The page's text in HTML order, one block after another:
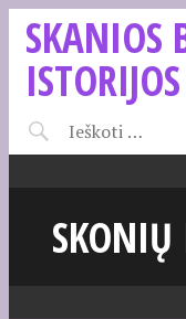
SKANIOS
ISTORIJOS
SKONIŲ